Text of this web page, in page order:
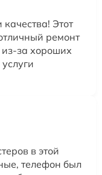
Этот
ремонт
за хороших
в этой
телефон был